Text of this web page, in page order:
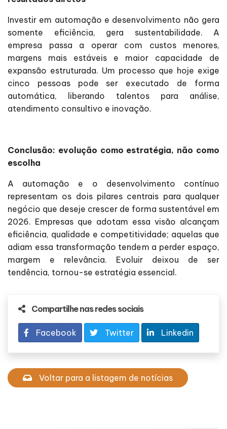
Investir em automação e desenvolvimento não gera
somente eficiência, gera sustentabilidade. A
empresa passa a operar com custos menores,
margens mais estáveis e maior capacidade de
expansão estruturada. Um processo que hoje exige
cinco pessoas pode ser executado de forma
automática, liberando talentos para análise,
atendimento consultivo e inovação.
Conclusão: evolução como estratégia, não como
escolha
A automação e o desenvolvimento contínuo
representam os dois pilares centrais para qualquer
negócio que deseje crescer de forma sustentável em
2026. Empresas que adotam essa visão alcançam
eficiência, qualidade e competitividade; aquelas que
adiam essa transformação tendem a perder espaço,
margem e relevância. Evoluir deixou de ser
tendência, tornou-se estratégia essencial.
Compartilhe nas redes sociais
Facebook Twitter Linkedin
Voltar para a listagem de notícias